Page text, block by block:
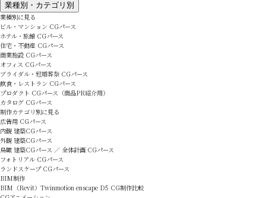
業種別・カテゴリ別
業種別に見る
ビル・マンション CGパース
ホテル・旅館 CGパース
住宅・不動産 CGパース
商業施設 CGパース
オフィス CGパース
ブライダル・冠婚葬祭 CGパース
飲食・レストラン CGパース
プロダクト CGパース（商品PR紹介用）
カタログ CGパース
制作カテゴリ別に見る
広告用 CGパース
内観 建築CGパース
外観 建築CGパース
鳥瞰 建築CGパース ／ 全体計画 CGパース
フォトリアル CGパース
ランドスケープ CGパース
BIM制作
BIM（Revit）Twinmotion enscape D5 CG制作比較